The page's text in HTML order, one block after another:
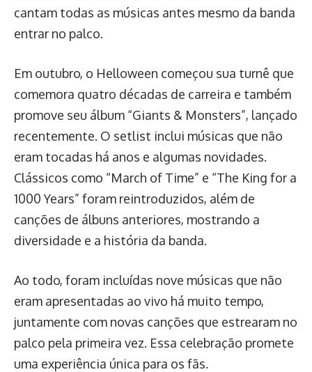
cantam todas as músicas antes mesmo da banda
entrar no palco.
Em outubro, o Helloween começou sua turnê que
comemora quatro décadas de carreira e também
promove seu álbum “Giants & Monsters”, lançado
recentemente. O setlist inclui músicas que não
eram tocadas há anos e algumas novidades.
Clássicos como “March of Time” e “The King for a
1000 Years” foram reintroduzidos, além de
canções de álbuns anteriores, mostrando a
diversidade e a história da banda.
Ao todo, foram incluídas nove músicas que não
eram apresentadas ao vivo há muito tempo,
juntamente com novas canções que estrearam no
palco pela primeira vez. Essa celebração promete
uma experiência única para os fãs.